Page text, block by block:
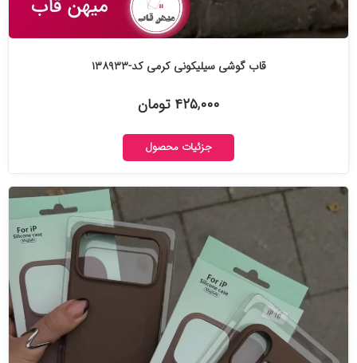
قاب گوشی سیلیکونی کرمی کد-۱۳۸۹۳۳
۴۲۵,۰۰۰ تومان
جزئیات محصول